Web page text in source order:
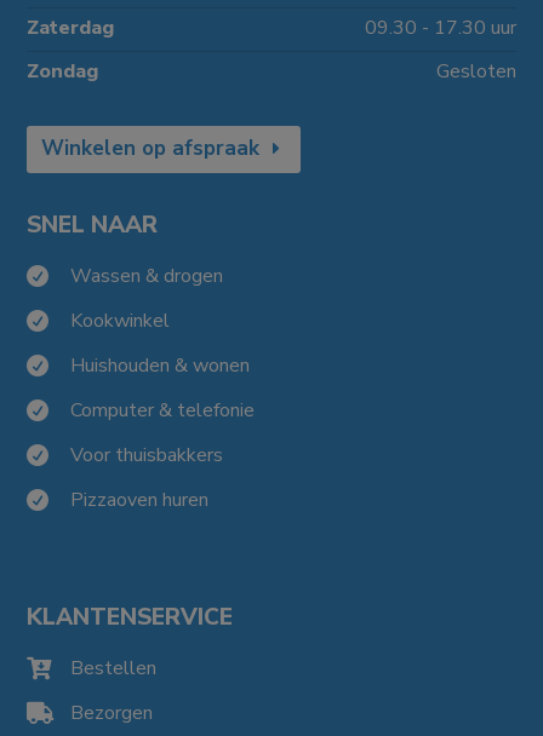
Zaterdag
09.30 - 17.30 uur
Zondag
Gesloten
Winkelen op afspraak
SNEL NAAR
 Wassen & drogen
 Kookwinkel
 Huishouden & wonen
 Computer & telefonie
 Voor thuisbakkers
 Pizzaoven huren
KLANTENSERVICE
 Bestellen
 Bezorgen